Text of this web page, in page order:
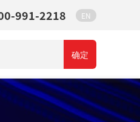
991-2218 EN
确定